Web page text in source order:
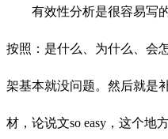
有效性分析是很容易写的
按照：是什么、为什么、会
架基本就没问题。然后就是
材，论说文so easy，这个地